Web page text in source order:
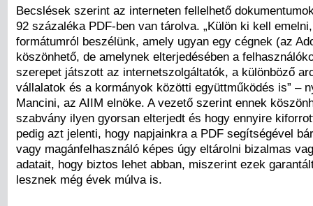
Becslések szerint az interneten fellelhető
92 százaléka PDF-ben van tárolva. „Külön ki kell
formátumról beszélünk, amely ugyan egy cégnek (az
köszönhető, de amelynek elterjedésében a
szerepet játszott az internetszolgáltatók, a különböző
vállalatok és a kormányok közötti együttműködés is” –
Mancini, az AIIM elnöke. A vezető szerint ennek
szabvány ilyen gyorsan elterjedt és hogy ennyire
pedig azt jelenti, hogy napjainkra a PDF segítségével
vagy magánfelhasználó képes úgy eltárolni bizalmas
adatait, hogy biztos lehet abban, miszerint ezek
lesznek még évek múlva is.